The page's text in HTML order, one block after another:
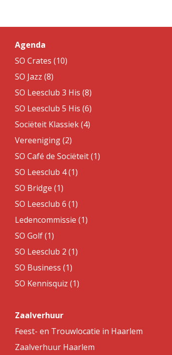
Agenda
SO Crates (10)
SO Jazz (8)
SO Leesclub 3 His (8)
SO Leesclub 5 His (6)
Sociëteit Klassiek (4)
Vereeniging (2)
SO Café de Sociëteit (1)
SO Leesclub 4 (1)
SO Bridge (1)
SO Leesclub 6 (1)
Ledencommissie (1)
SO Golf (1)
SO Leesclub 2 (1)
SO Business (1)
SO Kennisquiz (1)
Zaalverhuur
Feest- en Trouwlocatie in Haarlem
Zaalverhuur Haarlem